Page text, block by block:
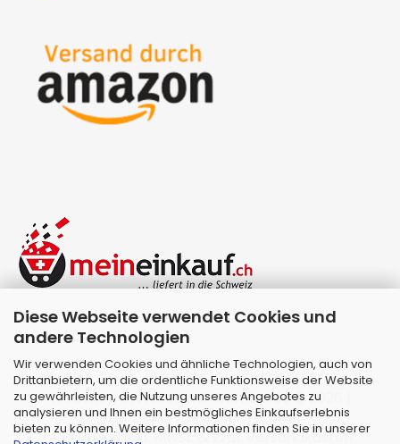
Diese Webseite verwendet Cookies und
andere Technologien
Wir verwenden Cookies und ähnliche Technologien, auch von
Drittanbietern, um die ordentliche Funktionsweise der Website
zu gewährleisten, die Nutzung unseres Angebotes zu
analysieren und Ihnen ein bestmögliches Einkaufserlebnis
bieten zu können. Weitere Informationen finden Sie in unserer
Webshop erstellenmit Gambio.de © 2026 |
Template vonJungCreative.
Alle Preise inkl. MwSt. & zzgl. Versandkosten